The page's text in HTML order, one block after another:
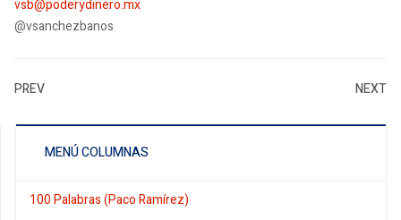
vsb@poderydinero.mx
@vsanchezbanos
PREV NEXT
MENÚ COLUMNAS
100 Palabras (Paco Ramírez)